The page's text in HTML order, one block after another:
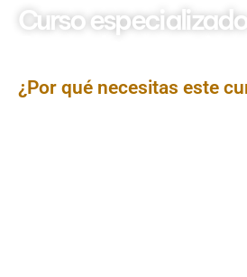
Curso especializado
¿Por qué necesitas este